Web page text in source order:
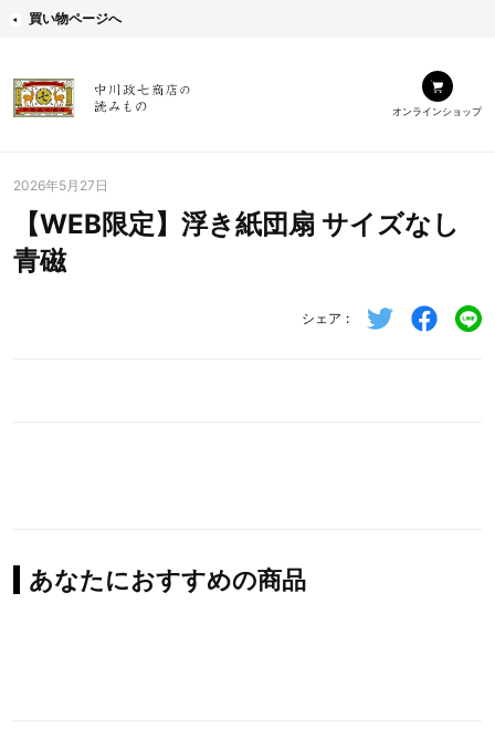
買い物ページへ
オンラインショップ
2026年5月27日
【WEB限定】浮き紙団扇 サイズなし
青磁
シェア
あなたにおすすめの商品